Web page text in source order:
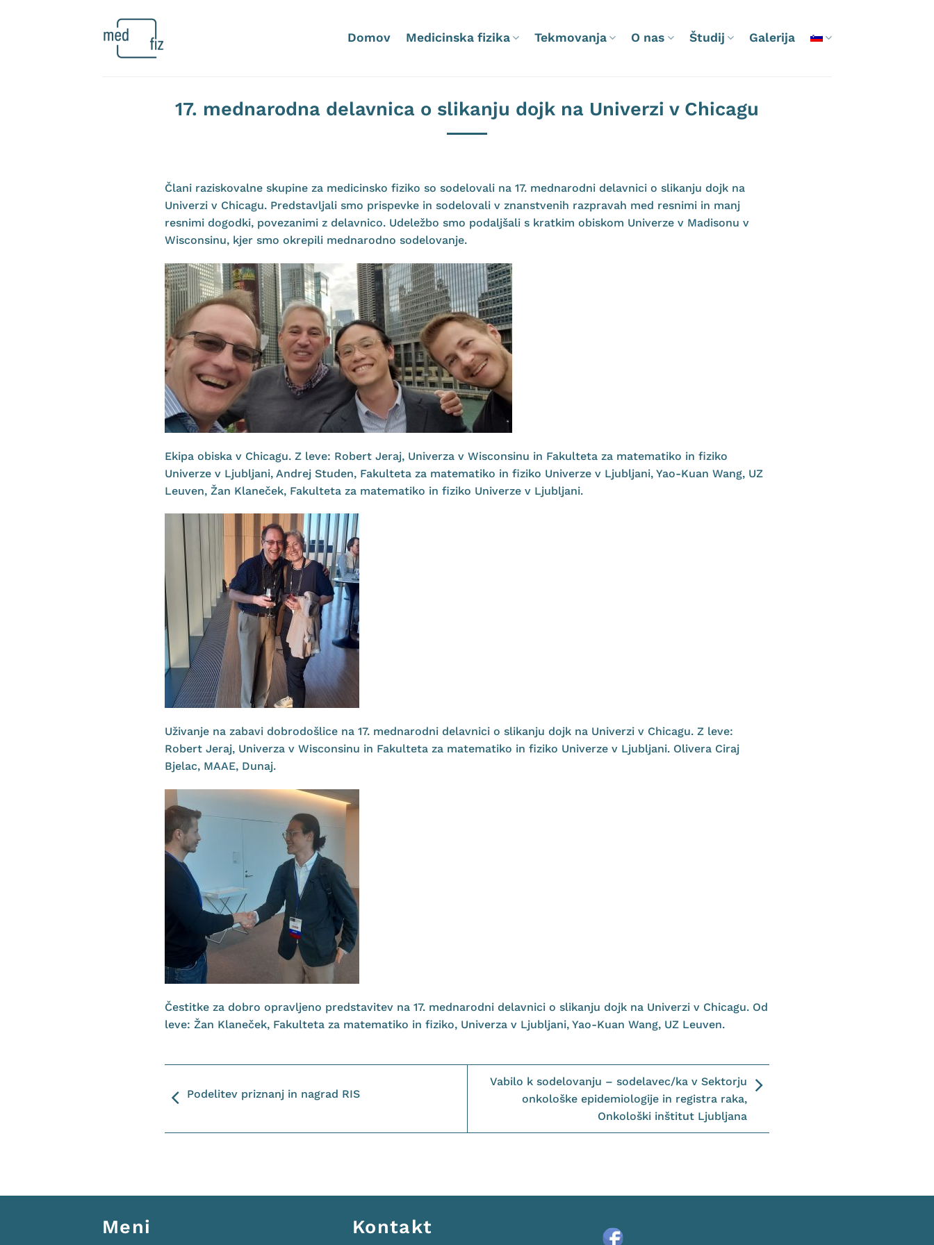
Domov Medicinska fizika Tekmovanja O nas Študij Galerija
17. mednarodna delavnica o slikanju dojk na Univerzi v Chicagu
Člani raziskovalne skupine za medicinsko fiziko so sodelovali na 17. mednarodni delavnici o slikanju dojk na
Univerzi v Chicagu. Predstavljali smo prispevke in sodelovali v znanstvenih razpravah med resnimi in manj
resnimi dogodki, povezanimi z delavnico. Udeležbo smo podaljšali s kratkim obiskom Univerze v Madisonu v
Wisconsinu, kjer smo okrepili mednarodno sodelovanje.
Ekipa obiska v Chicagu. Z leve: Robert Jeraj, Univerza v Wisconsinu in Fakulteta za matematiko in fiziko
Univerze v Ljubljani, Andrej Studen, Fakulteta za matematiko in fiziko Univerze v Ljubljani, Yao-Kuan Wang, UZ
Leuven, Žan Klaneček, Fakulteta za matematiko in fiziko Univerze v Ljubljani.
Uživanje na zabavi dobrodošlice na 17. mednarodni delavnici o slikanju dojk na Univerzi v Chicagu. Z leve:
Robert Jeraj, Univerza v Wisconsinu in Fakulteta za matematiko in fiziko Univerze v Ljubljani. Olivera Ciraj
Bjelac, MAAE, Dunaj.
Čestitke za dobro opravljeno predstavitev na 17. mednarodni delavnici o slikanju dojk na Univerzi v Chicagu. Od
leve: Žan Klaneček, Fakulteta za matematiko in fiziko, Univerza v Ljubljani, Yao-Kuan Wang, UZ Leuven.
Podelitev priznanj in nagrad RIS
Vabilo k sodelovanju – sodelavec/ka v Sektorju
onkološke epidemiologije in registra raka,
Onkološki inštitut Ljubljana
Meni Kontakt